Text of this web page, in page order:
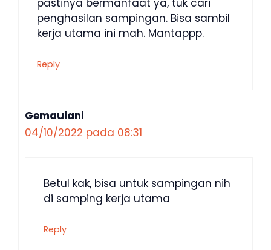
penghasilan sampingan. Bisa sambil
kerja utama ini mah. Mantappp.
Reply
Gemaulani
04/10/2022 pada 08:31
Betul kak, bisa untuk sampingan nih
di samping kerja utama
Reply